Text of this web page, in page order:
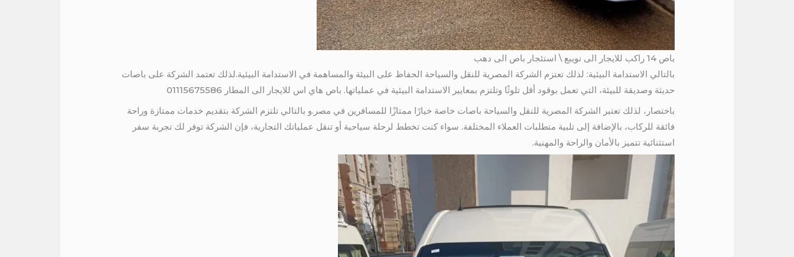
باص 14 راكب للايجار الى نويبع \ استئجار باص الى دهب
بالتالي الاستدامة البيئية: لذلك تعتزم الشركة المصرية للنقل والسياحة الحفاظ على البيئة والمساهمة في الاستدامة البيئية.لذلك تعتمد الشركة على باصات
حديثة وصديقة للبيئة، التي تعمل بوقود أقل تلوثًا وتلتزم بمعايير الاستدامة البيئية في عملياتها. باص هاي اس للايجار الى المطار 01115675586
باختصار، لذلك تعتبر الشركة المصرية للنقل والسياحة باصات خاصة خيارًا ممتازًا للمسافرين في مصر.و بالتالي تلتزم الشركة بتقديم خدمات ممتازة وراحة
فائقة للركاب، بالإضافة إلى تلبية متطلبات العملاء المختلفة. سواء كنت تخطط لرحلة سياحية أو تنقل عملياتك التجارية، فإن الشركة توفر لك تجربة سفر
استثنائية تتميز بالأمان والراحة والمهنية.